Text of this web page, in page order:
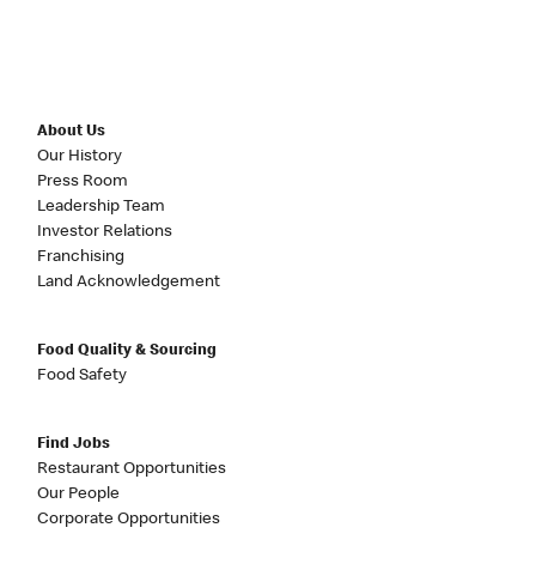
About Us
Our History
Press Room
Leadership Team
Investor Relations
Franchising
Land Acknowledgement
Food Quality & Sourcing
Food Safety
Find Jobs
Restaurant Opportunities
Our People
Corporate Opportunities